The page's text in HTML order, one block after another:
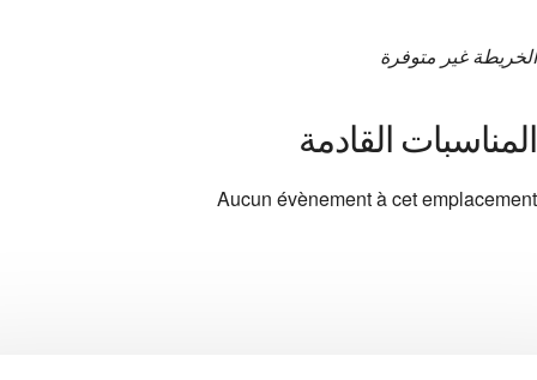
الخريطة غير متوفرة
المناسبات القادمة
Aucun évènement à cet emplacement